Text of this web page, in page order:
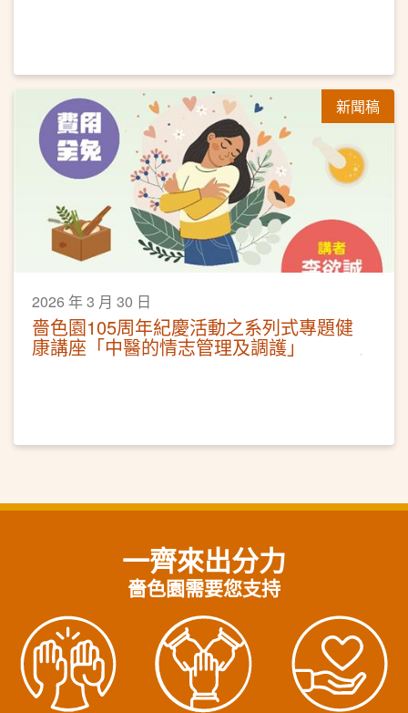
新聞稿
2026 年 3 月 30 日
嗇色園105周年紀慶活動之系列式專題健
康講座「中醫的情志管理及調護」
一齊來出分力
嗇色園需要您支持